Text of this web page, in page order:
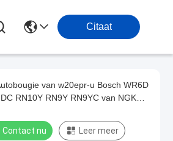
Citaat
van w20epr-u Bosch WR6D
RN10Y RN9Y RN9YC van NGK
Contact nu Leer meer